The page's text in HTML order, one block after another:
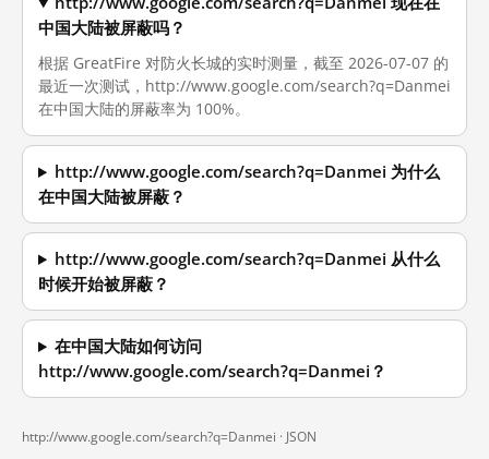
中国大陆被屏蔽吗？
根据 GreatFire 对防火长城的实时测量，截至 2026-07-07 的
最近一次测试，http://www.google.com/search?q=Danmei
在中国大陆的屏蔽率为 100%。
http://www.google.com/search?q=Danmei 为什么
在中国大陆被屏蔽？
http://www.google.com/search?q=Danmei 从什么
时候开始被屏蔽？
在中国大陆如何访问
http://www.google.com/search?q=Danmei？
http://www.google.com/search?q=Danmei · JSON